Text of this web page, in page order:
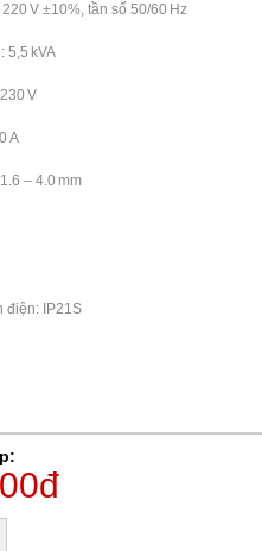
V ±10%, tần số 50/60 Hz
kVA
V
A
– 4.0 mm
điện: IP21S